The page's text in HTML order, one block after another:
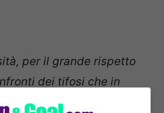
per il grande rispetto
dei tifosi che in
chiedendo perché